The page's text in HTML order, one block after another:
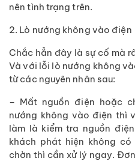
nên tình trạng trên.
2. Lò nướng không vào điện
Chắc hẳn đây là sự cố mà
Và với lỗi lò nướng không
từ các nguyên nhân sau:
– Mất nguồn điện hoặc
nướng không vào điện thì
làm là kiểm tra nguồn
khách phát hiện không
chờn thì cần xử lý ngay.